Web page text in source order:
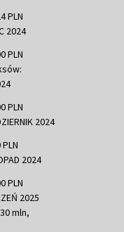
PLN
2024
PLN
PLN
2024
2024
PLN
2025
mln,